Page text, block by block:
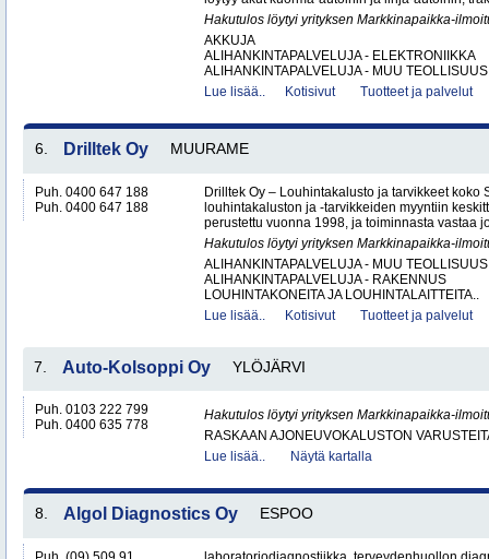
Hakutulos löytyi yrityksen Markkinapaikka-
AKKUJA
ALIHANKINTAPALVELUJA - ELEKTRONIIKKA
ALIHANKINTAPALVELUJA - MUU
Lue lisää..
Kotisivut Tuotteet ja palvelut
6. Drilltek Oy MUURAME
Puh. 0400 647 188
Puh. 0400 647 188
Drilltek Oy – Louhintakalusto ja tarvikkeet koko
louhintakaluston ja -tarvikkeiden myyntiin
perustettu vuonna 1998, ja toiminnasta vastaa
Hakutulos löytyi yrityksen Markkinapaikka-
ALIHANKINTAPALVELUJA - MUU TEOLLISUUS
ALIHANKINTAPALVELUJA - RAKENNUS
LOUHINTAKONEITA JA LOUHINTALAITTEITA..
Lue lisää..
Kotisivut Tuotteet ja palvelut
7. Auto-Kolsoppi Oy YLÖJÄRVI
Puh. 0103 222 799
Puh. 0400 635 778
Hakutulos löytyi yrityksen Markkinapaikka-
RASKAAN AJONEUVOKALUSTON
Lue lisää..
Näytä kartalla
8. Algol Diagnostics Oy ESPOO